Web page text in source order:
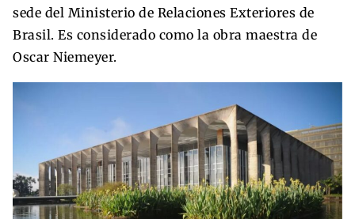
sede del Ministerio de Relaciones Exteriores de
Brasil. Es considerado como la obra maestra de
Oscar Niemeyer.​​